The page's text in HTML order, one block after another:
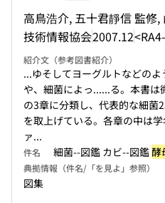
高鳥浩介, 五十君靜信 監修
技術情報協会2007.12
紹介文（参考図書紹介）
...ゆそしてヨーグルトなどのよ
や、細菌によっ......る。本書は
の3章に分類し、代表的な細菌
を取上げている。各章の中は
ァ...
件名 細菌--図鑑 カビ--図鑑酵
典拠情報（件名/「を見よ」参照）
図集